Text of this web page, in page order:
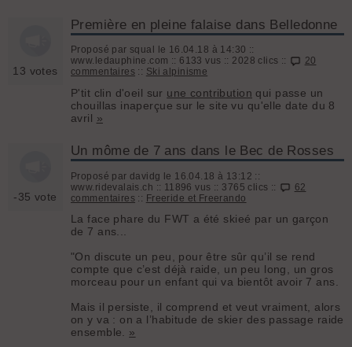
13 votes
Première en pleine falaise dans Belledonne
Proposé par squal le 16.04.18 à 14:30 ::
www.ledauphine.com :: 6133 vus :: 2028 clics ::
20
commentaires :: Ski alpinisme
P'tit clin d'oeil sur une contribution qui passe un
chouillas inaperçue sur le site vu qu'elle date du 8
avril »
-35 vote
Un môme de 7 ans dans le Bec de Rosses
Proposé par davidg le 16.04.18 à 13:12 ::
www.ridevalais.ch :: 11896 vus :: 3765 clics ::
62
commentaires :: Freeride et Freerando
La face phare du FWT a été skieé par un garçon
de 7 ans...
"On discute un peu, pour être sûr qu’il se rend
compte que c’est déjà raide, un peu long, un gros
morceau pour un enfant qui va bientôt avoir 7 ans.
Mais il persiste, il comprend et veut vraiment, alors
on y va : on a l’habitude de skier des passage raide
ensemble. »